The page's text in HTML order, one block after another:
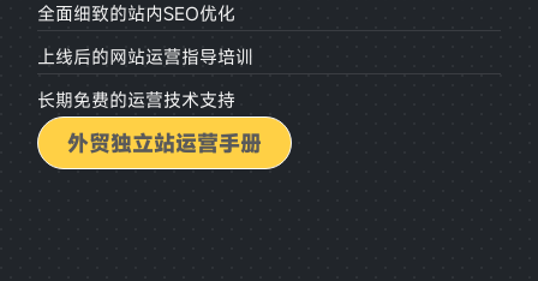
全面细致的站内SEO优化
上线后的网站运营指导培训
长期免费的运营技术支持
外贸独立站运营手册